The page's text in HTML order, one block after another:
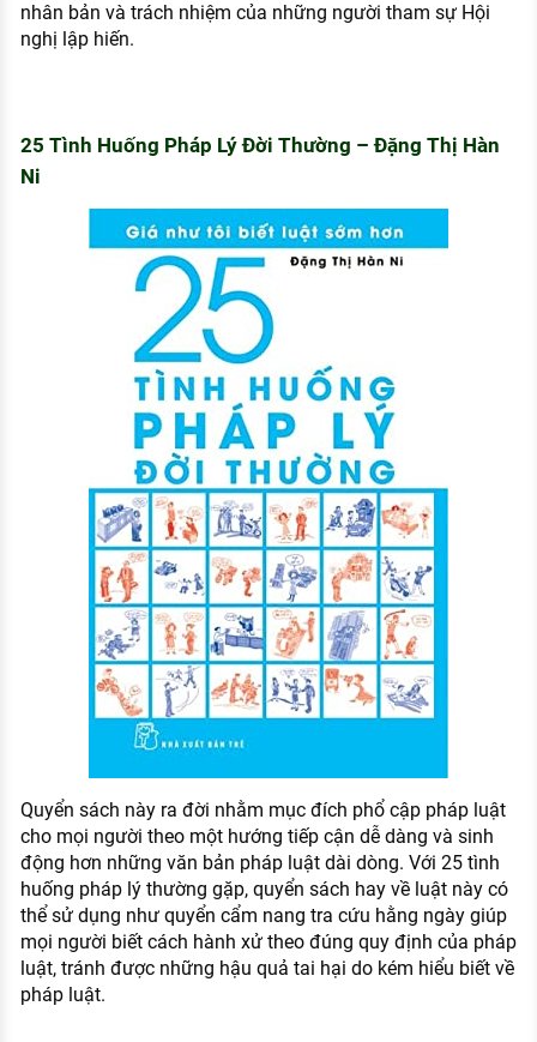
nhân bản và trách nhiệm của những người tham sự Hội
nghị lập hiến.
25 Tình Huống Pháp Lý Đời Thường – Đặng Thị Hàn
Ni
Quyển sách này ra đời nhằm mục đích phổ cập pháp luật
cho mọi người theo một hướng tiếp cận dễ dàng và sinh
động hơn những văn bản pháp luật dài dòng. Với 25 tình
huống pháp lý thường gặp, quyển sách hay về luật này có
thể sử dụng như quyển cẩm nang tra cứu hằng ngày giúp
mọi người biết cách hành xử theo đúng quy định của pháp
luật, tránh được những hậu quả tai hại do kém hiểu biết về
pháp luật.